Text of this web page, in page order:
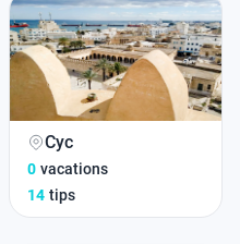
Сус
0 vacations
14 tips